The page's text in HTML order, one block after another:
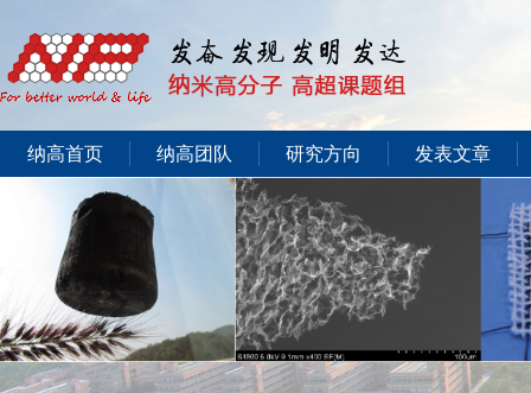
纳高首页 纳高团队 研究方向 发表文章